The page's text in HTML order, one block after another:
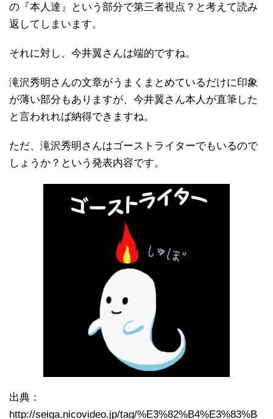
の『本人達』という部分で第三者視点？と考えて読み
返してしまいます。
それに対し、今井翼さんは端的ですね。
滝沢秀明さんの文章がうまくまとめているだけに印象
が薄い部分もありますが、今井翼さん本人が直筆した
と言われれば納得できますね。
ただ、滝沢秀明さんはゴーストライターでもいるので
しょうか？という発表内容です。
出典：
http://seiga.nicovideo.jp/tag/%E3%82%B4%E3%83%B